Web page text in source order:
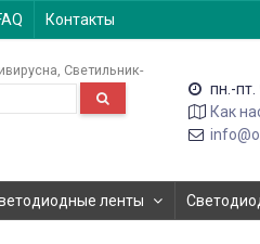
Контакты
Светильник-
пн.-пт.
Как
ленты